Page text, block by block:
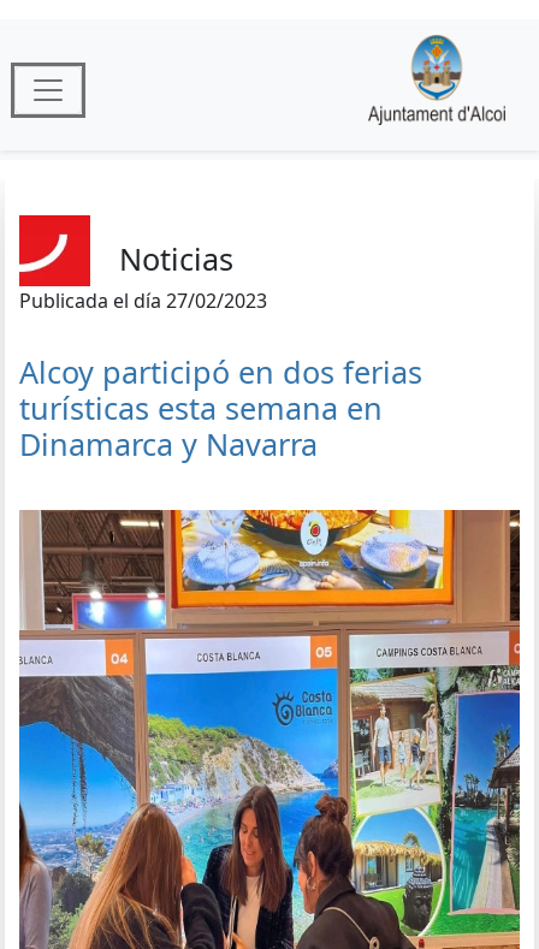
Noticias
Publicada el día 27/02/2023
Alcoy participó en dos ferias
turísticas esta semana en
Dinamarca y Navarra